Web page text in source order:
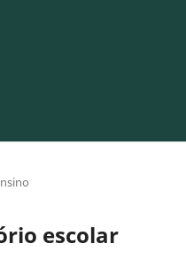
escolar